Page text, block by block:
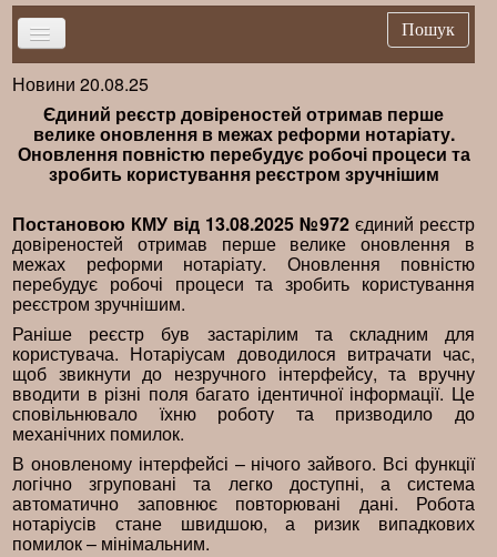
Головна
Новини
Важливе
Публікації
Нормативна база
Довідники
Контакти
Пошук
Новини 20.08.25
Єдиний реєстр довіреностей отримав перше
велике оновлення в межах реформи нотаріату.
Оновлення повністю перебудує робочі процеси та
зробить користування реєстром зручнішим
Постановою КМУ від 13.08.2025 №972 єдиний реєстр
довіреностей отримав перше велике оновлення в
межах реформи нотаріату. Оновлення повністю
перебудує робочі процеси та зробить користування
реєстром зручнішим.
Раніше реєстр був застарілим та складним для
користувача. Нотаріусам доводилося витрачати час,
щоб звикнути до незручного інтерфейсу, та вручну
вводити в різні поля багато ідентичної інформації. Це
сповільнювало їхню роботу та призводило до
механічних помилок.
В оновленому інтерфейсі – нічого зайвого. Всі функції
логічно згруповані та легко доступні, а система
автоматично заповнює повторювані дані. Робота
нотаріусів стане швидшою, а ризик випадкових
помилок – мінімальним.